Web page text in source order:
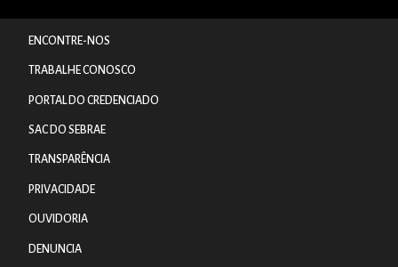
ENCONTRE-NOS
TRABALHE CONOSCO
PORTAL DO CREDENCIADO
SAC DO SEBRAE
TRANSPARÊNCIA
PRIVACIDADE
OUVIDORIA
DENUNCIA